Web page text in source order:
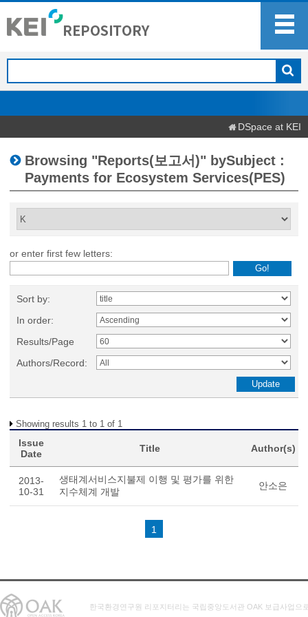
DSpace at KEI
Browsing "Reports(보고서)" bySubject :
Payments for Ecosystem Services(PES)
or enter first few letters:
Sort by:
In order:
Results/Page
Authors/Record:
Showing results 1 to 1 of 1
Issue
Date
Title Author(s)
2013-
10-31
생태계서비스지불제 이행 및 평가를 위한
지수체계 개발
안소은
1
한국환경연구원 리포지터리는 국립중앙도서관 OAK 보급사업